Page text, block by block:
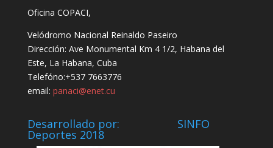
Oficina COPACI,
Velódromo Nacional Reinaldo Paseiro
Dirección: Ave Monumental Km 4 1/2, Habana del
Este, La Habana, Cuba
Telefóno:+537 7663776
email: panaci@enet.cu
Desarrollado por: SINFO
Deportes 2018